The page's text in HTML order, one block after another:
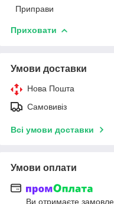
Приправи
Приховати
Умови доставки
Нова Пошта
Самовивіз
Всі умови доставки
Умови оплати
Ви отримаєте